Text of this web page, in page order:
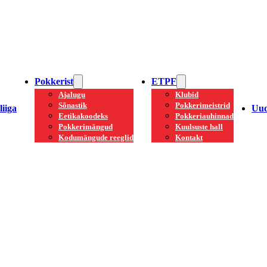
Pokkerist
Ajalugu
Sõnastik
Eetikakoodeks
Pokkerimängud
Kodumängude reeglid
ETPF
Klubid
Pokkerimeistrid
Pokkeriauhinnad
Kuulsuste hall
Kontakt